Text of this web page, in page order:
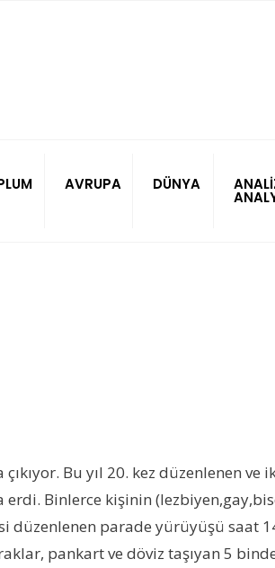
AVRUPA DÜNYA
Bu yıl 20. kez düzenlenen ve
Binlerce kişinin
düzenlenen parade yürüyüşü saat
pankart ve döviz taşıyan 5